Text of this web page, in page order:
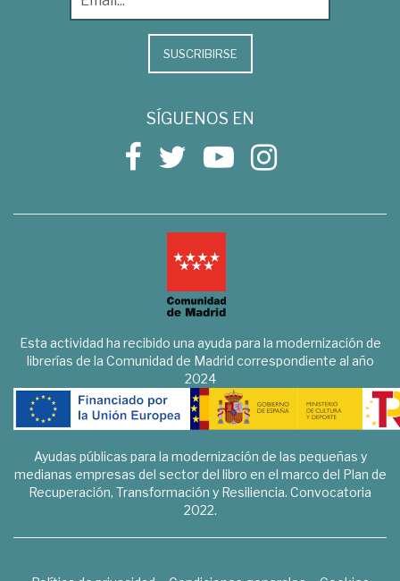
SUSCRIBIRSE
SÍGUENOS EN
Esta actividad ha recibido una ayuda para la modernización de
librerías de la Comunidad de Madrid correspondiente al año
2024
Ayudas públicas para la modernización de las pequeñas y
medianas empresas del sector del libro en el marco del Plan de
Recuperación, Transformación y Resiliencia. Convocatoria
2022.